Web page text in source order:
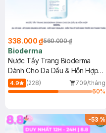
338.000 ₫560.000 ₫
Bioderma
Nước Tẩy Trang Bioderma
Dành Cho Da Dầu & Hỗn Hợp
500ml
4.9 (228)
709/tháng
60%
-53%